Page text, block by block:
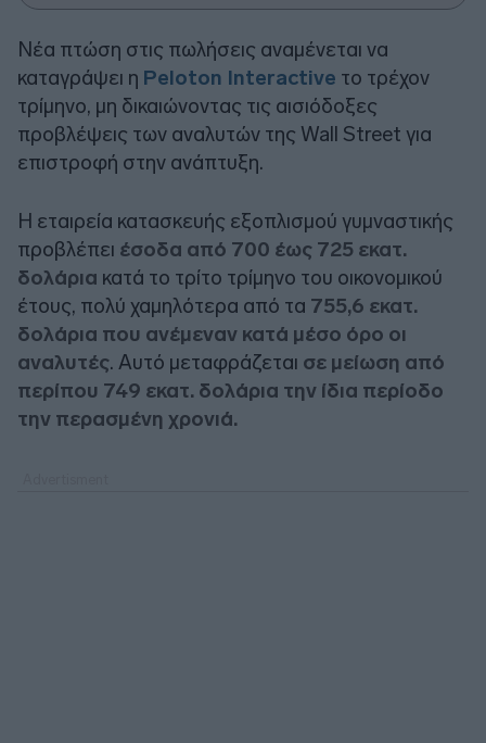
Νέα πτώση στις πωλήσεις αναμένεται να
καταγράψει η Peloton Interactive το τρέχον
τρίμηνο, μη δικαιώνοντας τις αισιόδοξες
προβλέψεις των αναλυτών της Wall Street για
επιστροφή στην ανάπτυξη.
Η εταιρεία κατασκευής εξοπλισμού γυμναστικής
προβλέπει έσοδα από 700 έως 725 εκατ.
δολάρια κατά το τρίτο τρίμηνο του οικονομικού
έτους, πολύ χαμηλότερα από τα 755,6 εκατ.
δολάρια που ανέμεναν κατά μέσο όρο οι
αναλυτές. Αυτό μεταφράζεται σε μείωση από
περίπου 749 εκατ. δολάρια την ίδια περίοδο
την περασμένη χρονιά.